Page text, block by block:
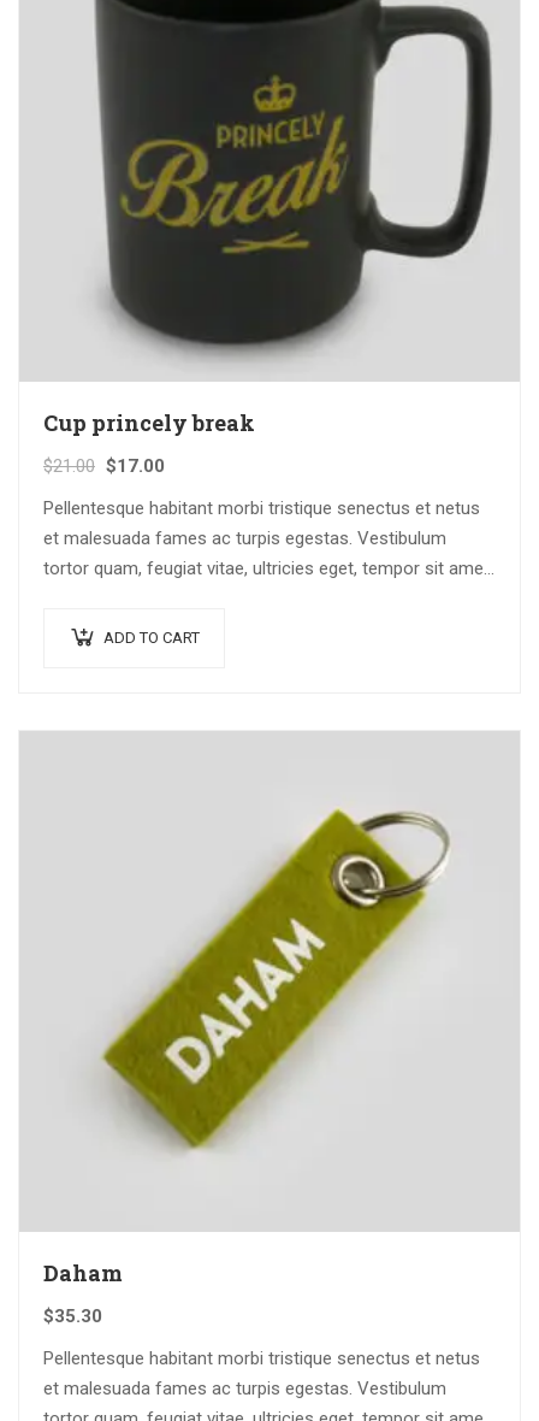
Cup princely break
$21.00 $17.00
Pellentesque habitant morbi tristique senectus et netus
et malesuada fames ac turpis egestas. Vestibulum
tortor quam, feugiat vitae, ultricies eget, tempor sit amet,
ADD TO CART
Daham
$35.30
Pellentesque habitant morbi tristique senectus et netus
et malesuada fames ac turpis egestas. Vestibulum